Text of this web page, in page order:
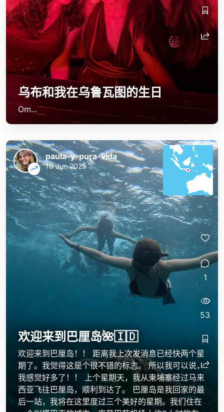
乌布和我在乌鲁瓦图的生日
Om...
欢迎来到巴厘岛🌺🇮🇩
欢迎来到巴厘岛！！ 距离我上次发消息已经快两个星
期了。我觉得这是个很不错的标志。 所以我可以说，
我感觉好多了！！ 上个星期天，我从柬埔寨经过马来
西亚飞往巴厘岛，顺利到达了。 巴厘岛是我回家的最
后一站，我将在这里度过三个美好的星期。我们住在
paula-y-pura-vida
10 Jun 2025
1
53